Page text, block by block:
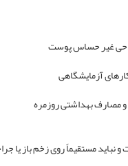
غیر حساس پوست
آزمایشگاهی
مصارف بهداشتی روزمره
نباید مستقیماً روی زخم باز یا